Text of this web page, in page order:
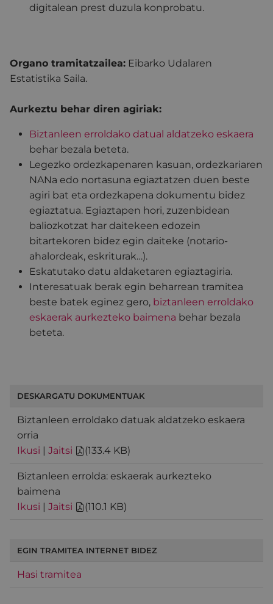
digitalean prest duzula konprobatu.
Organo tramitatzailea: Eibarko Udalaren
Estatistika Saila.
Aurkeztu behar diren agiriak:
Biztanleen erroldako datual aldatzeko eskaera
behar bezala beteta.
Legezko ordezkapenaren kasuan, ordezkariaren
NANa edo nortasuna egiaztatzen duen beste
agiri bat eta ordezkapena dokumentu bidez
egiaztatua. Egiaztapen hori, zuzenbidean
baliozkotzat har daitekeen edozein
bitartekoren bidez egin daiteke (notario-
ahalordeak, eskriturak…).
Eskatutako datu aldaketaren egiaztagiria.
Interesatuak berak egin beharrean tramitea
beste batek eginez gero, biztanleen erroldako
eskaerak aurkezteko baimena behar bezala
beteta.
DESKARGATU DOKUMENTUAK
Biztanleen erroldako datuak aldatzeko eskaera
orria
Ikusi | Jaitsi (133.4 KB)
Biztanleen errolda: eskaerak aurkezteko
baimena
Ikusi | Jaitsi (110.1 KB)
EGIN TRAMITEA INTERNET BIDEZ
Hasi tramitea